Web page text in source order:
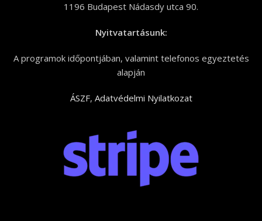
1196 Budapest Nádasdy utca 90.
Nyitvatartásunk:
A programok időpontjában, valamint telefonos egyeztetés
alapján
ÁSZF, Adatvédelmi Nyilatkozat